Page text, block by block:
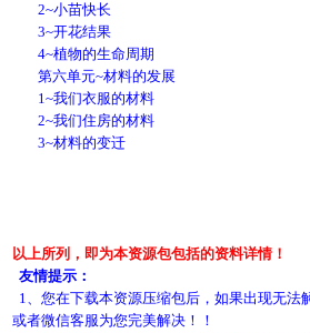
2~小苗快长
3~开花结果
4~植物的生命周期
第六单元~材料的发展
1~我们衣服的材料
2~我们住房的材料
3~材料的变迁
以上所列，即为本资源包包括的资料详情！
友情提示：
1、您在下载本资源压缩包后，如果出现无
或者微信客服为您完美解决！！